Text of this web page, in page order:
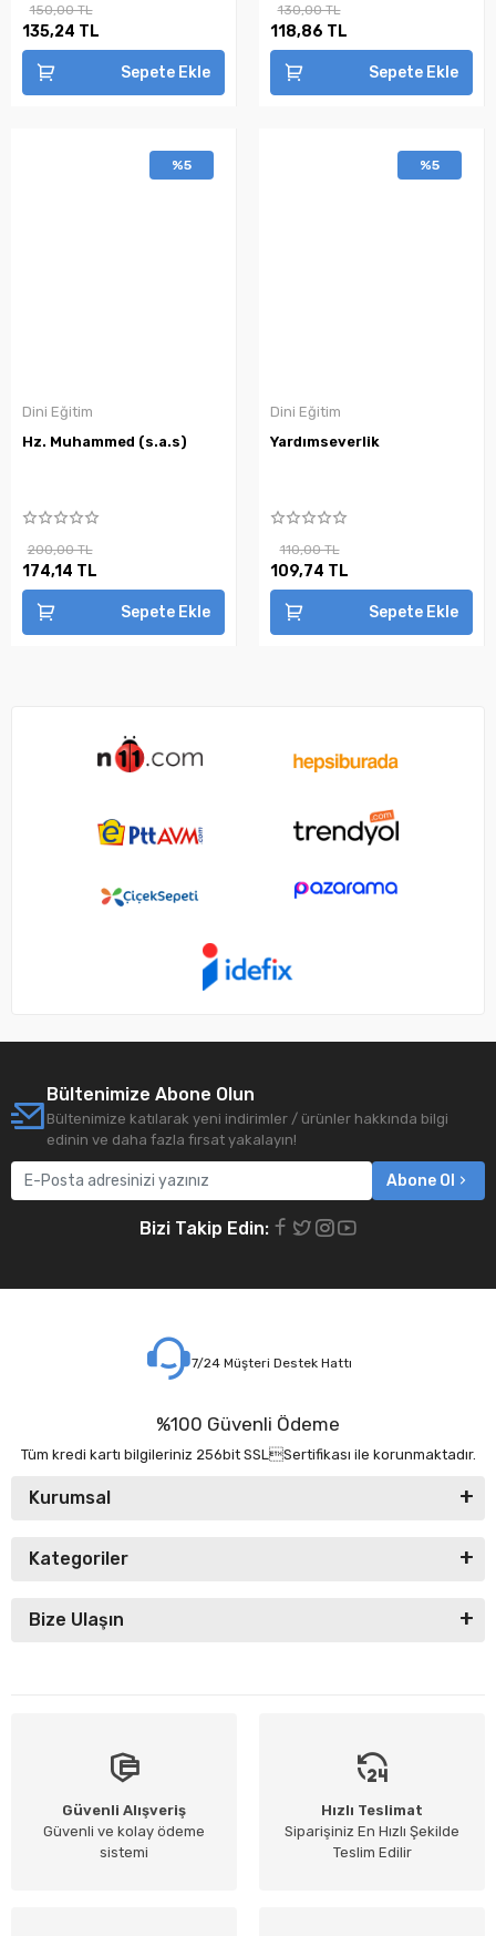
150,00 TL
135,24 TL
Sepete Ekle
130,00 TL
118,86 TL
Sepete Ekle
%5
Dini Eğitim
Hz. Muhammed (s.a.s)
200,00 TL
174,14 TL
Sepete Ekle
%5
Dini Eğitim
Yardımseverlik
110,00 TL
109,74 TL
Sepete Ekle
Bültenimize Abone Olun
Bültenimize katılarak yeni indirimler / ürünler hakkında bilgi
edinin ve daha fazla fırsat yakalayın!
Abone Ol
Bizi Takip Edin:
7/24 Müşteri Destek Hattı
%100 Güvenli Ödeme
Tüm kredi kartı bilgileriniz 256bit SSLSertifikası ile korunmaktadır.
Kurumsal
Kategoriler
Bize Ulaşın
Güvenli Alışveriş
Güvenli ve kolay ödeme
sistemi
Hızlı Teslimat
Siparişiniz En Hızlı Şekilde
Teslim Edilir